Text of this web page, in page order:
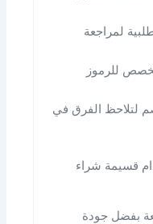
لمراجعة
للرموز
لتلاحظ الفرق في
قسيمة شراء
بفضل جودة